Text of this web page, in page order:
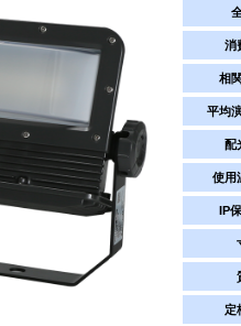
消
相
平均
配
使用
IP
定